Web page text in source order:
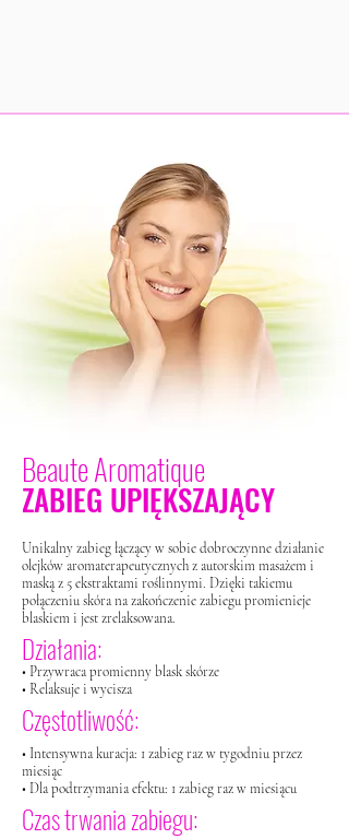
Beaute Aromatique
ZABIEG UPIĘKSZAJĄCY
Unikalny zabieg łączący w sobie dobroczynne działanie
olejków aromaterapeutycznych z autorskim masażem i
maską z 5 ekstraktami roślinnymi. Dzięki takiemu
połączeniu skóra na zakończenie zabiegu promienieje
blaskiem i jest zrelaksowana.
Działania:
• Przywraca promienny blask skórze
• Relaksuje i wycisza
Częstotliwość:
• Intensywna kuracja: 1 zabieg raz w tygodniu przez
miesiąc
• Dla podtrzymania efektu: 1 zabieg raz w miesiącu
Czas trwania zabiegu: